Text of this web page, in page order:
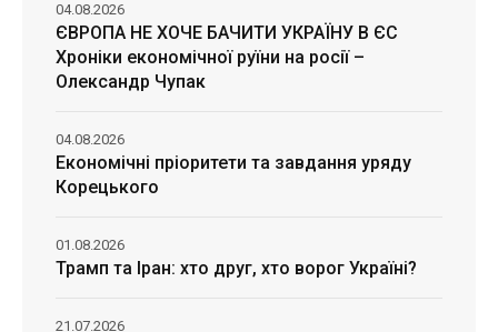
ЄВРОПА НЕ ХОЧЕ БАЧИТИ УКРАЇНУ В ЄС
Хроніки економічної руїни на росії –
Олександр Чупак
04.08.2026
Економічні пріоритети та завдання уряду
Корецького
04.08.2026
Трамп та Іран: хто друг, хто ворог Україні?
01.08.2026
21.07.2026